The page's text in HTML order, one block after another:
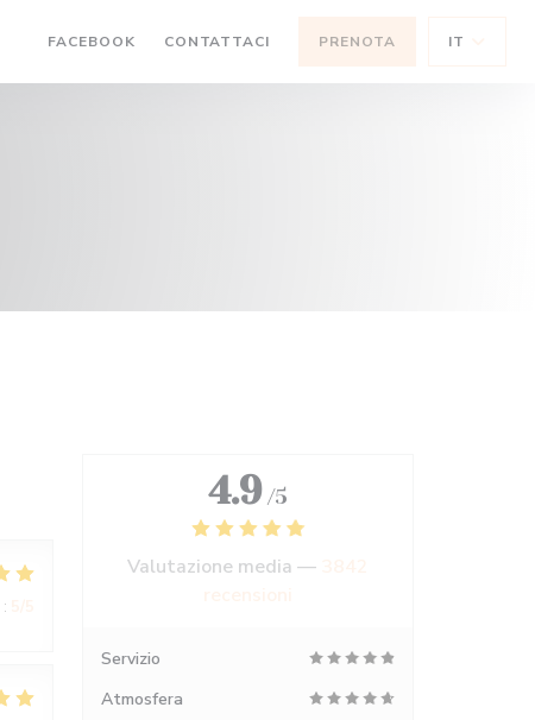
FACEBOOK((APRE UNA NUOVA FINESTRA))
CONTATTACI PRENOTA IT
:
4.9 /5
Valutazione media —
Servizio
Atmosfera